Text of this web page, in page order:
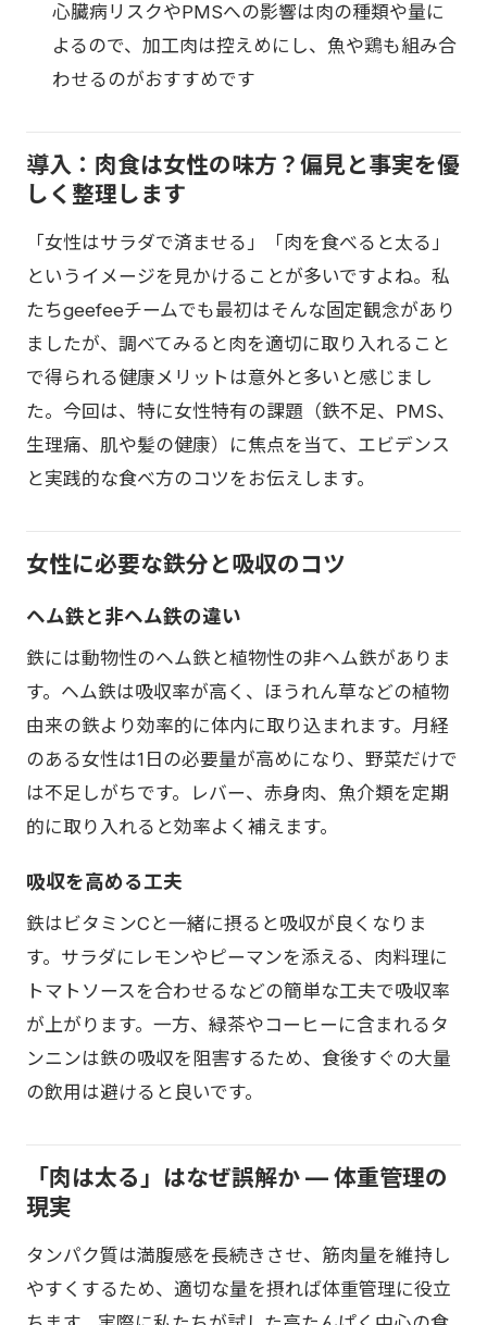
心臓病リスクやPMSへの影響は肉の種類や量に
よるので、加工肉は控えめにし、魚や鶏も組み合
わせるのがおすすめです
導入：肉食は女性の味方？偏見と事実を優
しく整理します
「女性はサラダで済ませる」「肉を食べると太る」
というイメージを見かけることが多いですよね。私
たちgeefeeチームでも最初はそんな固定観念があり
ましたが、調べてみると肉を適切に取り入れること
で得られる健康メリットは意外と多いと感じまし
た。今回は、特に女性特有の課題（鉄不足、PMS、
生理痛、肌や髪の健康）に焦点を当て、エビデンス
と実践的な食べ方のコツをお伝えします。
女性に必要な鉄分と吸収のコツ
ヘム鉄と非ヘム鉄の違い
鉄には動物性のヘム鉄と植物性の非ヘム鉄がありま
す。ヘム鉄は吸収率が高く、ほうれん草などの植物
由来の鉄より効率的に体内に取り込まれます。月経
のある女性は1日の必要量が高めになり、野菜だけで
は不足しがちです。レバー、赤身肉、魚介類を定期
的に取り入れると効率よく補えます。
吸収を高める工夫
鉄はビタミンCと一緒に摂ると吸収が良くなりま
す。サラダにレモンやピーマンを添える、肉料理に
トマトソースを合わせるなどの簡単な工夫で吸収率
が上がります。一方、緑茶やコーヒーに含まれるタ
ンニンは鉄の吸収を阻害するため、食後すぐの大量
の飲用は避けると良いです。
「肉は太る」はなぜ誤解か — 体重管理の
現実
タンパク質は満腹感を長続きさせ、筋肉量を維持し
やすくするため、適切な量を摂れば体重管理に役立